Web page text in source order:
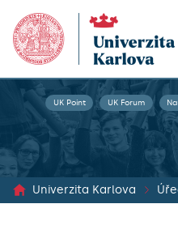
UK Point UK Forum
Univerzita Karlova